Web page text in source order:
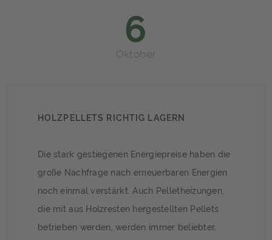
6
Oktober
HOLZPELLETS RICHTIG LAGERN
Die stark gestiegenen Energiepreise haben die
große Nachfrage nach erneuerbaren Energien
noch einmal verstärkt. Auch Pelletheizungen,
die mit aus Holzresten hergestellten Pellets
betrieben werden, werden immer beliebter.